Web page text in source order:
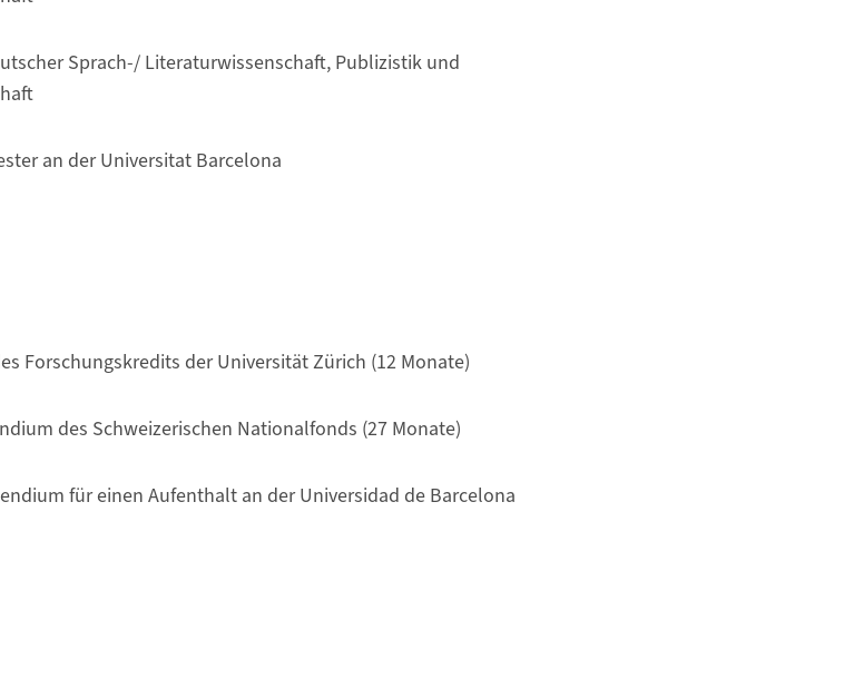
Sprach-/ Literaturwissenschaft, Publizistik und
an der Universitat Barcelona
Forschungskredits der Universität Zürich (12 Monate)
des Schweizerischen Nationalfonds (27 Monate)
für einen Aufenthalt an der Universidad de Barcelona